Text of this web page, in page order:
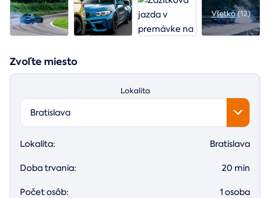
Všetko(12)
Zvoľte miesto
Lokalita
Bratislava
Lokalita: Bratislava
Doba trvania: 20 min
Počet osôb: 1 osoba